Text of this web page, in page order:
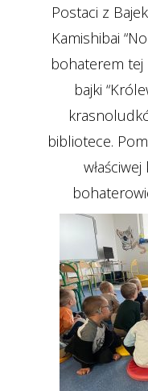
Postaci z
Kamishibai
bohaterem tej
bajki
bibliotece.